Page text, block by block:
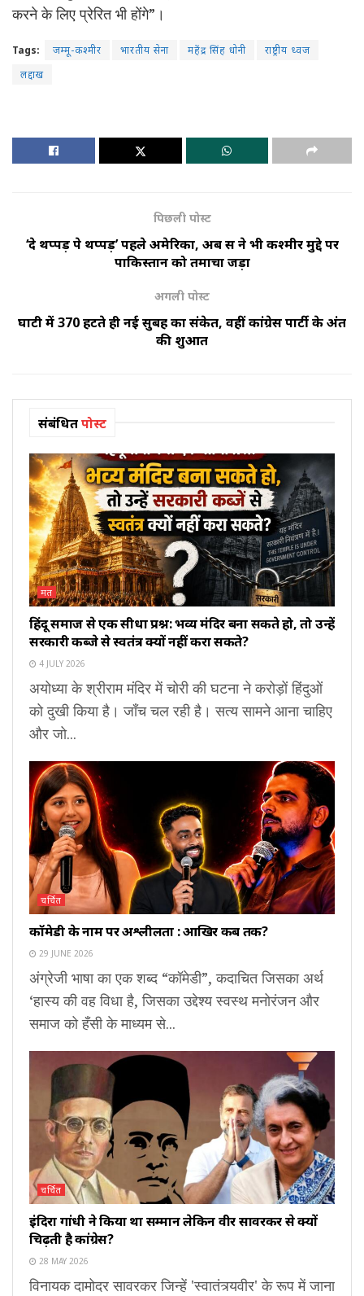
करने के लिए प्रेरित भी होंगे”।
Tags: जम्मू-कश्मीर भारतीय सेना महेंद्र सिंह धोनी
राष्ट्रीय ध्वज
लद्दाख
पिछली पोस्ट
‘दे थप्पड़ पे थप्पड़’ पहले अमेरिका, अब रूस ने भी कश्मीर मुद्दे पर
पाकिस्तान को तमाचा जड़ा
अगली पोस्ट
घाटी में 370 हटते ही नई सुबह का संकेत, वहीं कांग्रेस पार्टी के अंत
की शुरूआत
संबंधितपोस्ट
मत
हिंदू समाज से एक सीधा प्रश्न: भव्य मंदिर बना सकते हो, तो उन्हें
सरकारी कब्जे से स्वतंत्र क्यों नहीं करा सकते?
4 JULY 2026
अयोध्या के श्रीराम मंदिर में चोरी की घटना ने करोड़ों हिंदुओं
को दुखी किया है। जाँच चल रही है। सत्य सामने आना चाहिए
और जो...
चर्चित
कॉमेडी के नाम पर अश्लीलता : आखिर कब तक?
29 JUNE 2026
अंग्रेजी भाषा का एक शब्द “कॉमेडी”, कदाचित जिसका अर्थ
‘हास्य की वह विधा है, जिसका उद्देश्य स्वस्थ मनोरंजन और
समाज को हँसी के माध्यम से...
चर्चित
इंदिरा गांधी ने किया था सम्मान लेकिन वीर सावरकर से क्यों
चिढ़ती है कांग्रेस?
28 MAY 2026
विनायक दामोदर सावरकर जिन्हें 'स्वातंत्र्यवीर' के रूप में जाना